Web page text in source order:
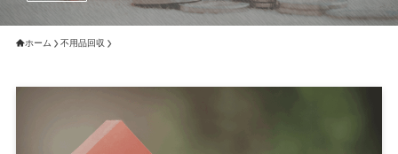
ホーム 不用品回収